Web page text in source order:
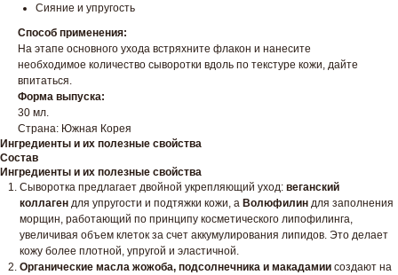
Сияние и упругость
Способ применения:
На этапе основного ухода встряхните флакон и нанесите
необходимое количество сыворотки вдоль по текстуре кожи, дайте
впитаться.
Форма выпуска:
30 мл.
Страна: Южная Корея
Ингредиенты и их полезные свойства
Состав
Ингредиенты и их полезные свойства
Сыворотка предлагает двойной укрепляющий уход: веганский
коллаген для упругости и подтяжки кожи, а Волюфилин для заполнения
морщин, работающий по принципу косметического липофилинга,
увеличивая объем клеток за счет аккумулирования липидов. Это делает
кожу более плотной, упругой и эластичной.
Органические масла жожоба, подсолнечника и макадамии создают на